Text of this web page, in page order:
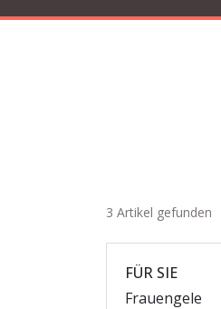
3 Artikel gefunden
FÜR SIE
Frauengele